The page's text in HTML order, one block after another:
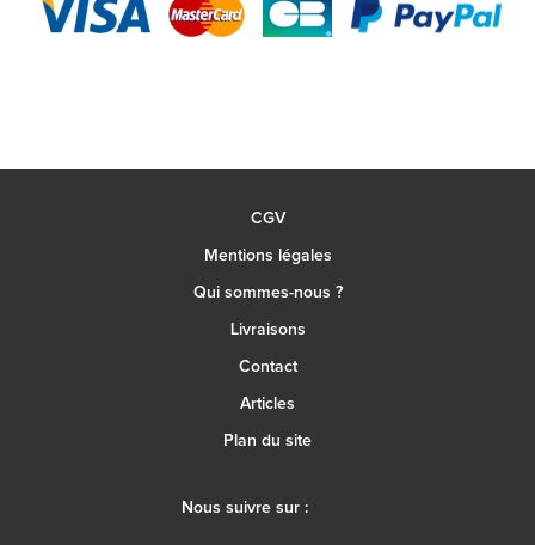
CGV
Mentions légales
Qui sommes-nous ?
Livraisons
Contact
Articles
Plan du site
Nous suivre sur :